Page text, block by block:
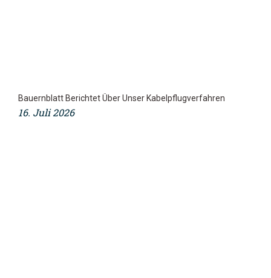
Bauernblatt Berichtet Über Unser Kabelpflugverfahren
16. Juli 2026